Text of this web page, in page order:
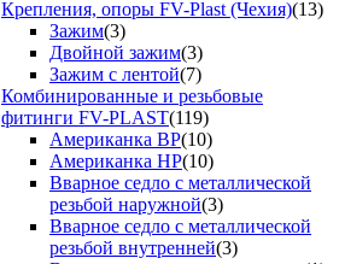
Крепления, опоры FV-Plast (Чехия)(13)
Зажим(3)
Двойной зажим(3)
Зажим с лентой(7)
Комбинированные и резьбовые
фитинги FV-PLAST(119)
Американка ВР(10)
Американка НР(10)
Вварное седло с металлической
резьбой наружной(3)
Вварное седло с металлической
резьбой внутренней(3)